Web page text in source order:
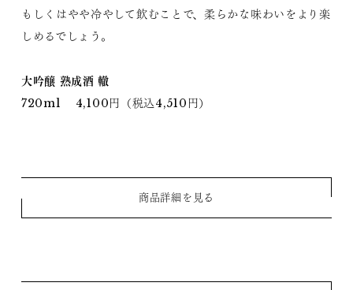
もしくはやや冷やして飲むことで、柔らかな味わいをより楽
しめるでしょう。
大吟醸 熟成酒 轍
720ml 4,100円（税込4,510円）
商品詳細を見る